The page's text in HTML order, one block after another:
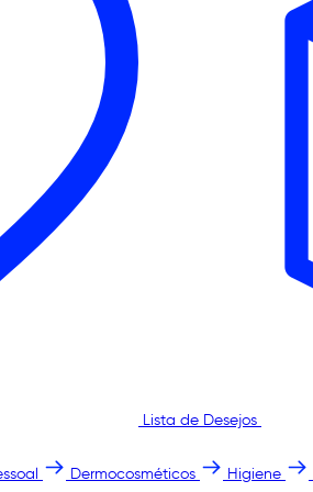
Lista de Desejos
Dermocosméticos Higiene